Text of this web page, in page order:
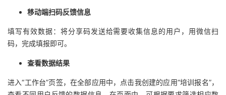
移动端扫码反馈信息
填写有效数据：将分享码发送给需要收集信息的用户，用微信扫
码，完成填报即可。
查看数据结果
进入“工作台”页签，在全部应用中，点击我创建的应用“培训报名”，